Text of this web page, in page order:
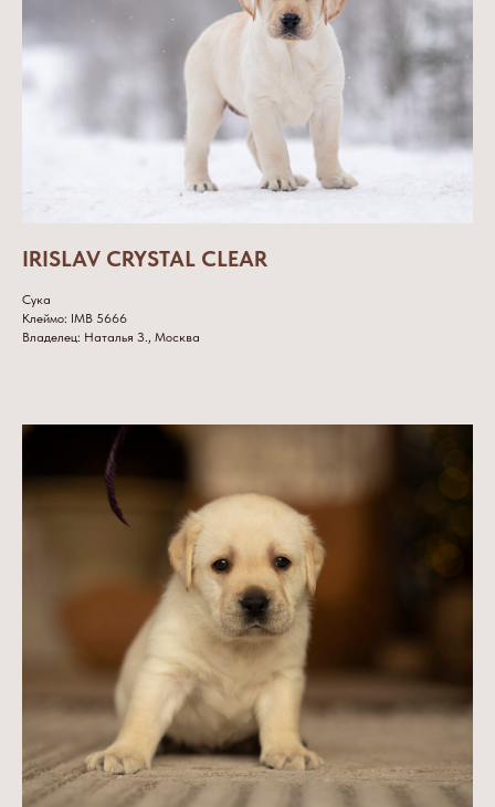
IRISLAV CRYSTAL CLEAR
Сука
Клеймо: IMB 5666
Владелец: Наталья З., Москва